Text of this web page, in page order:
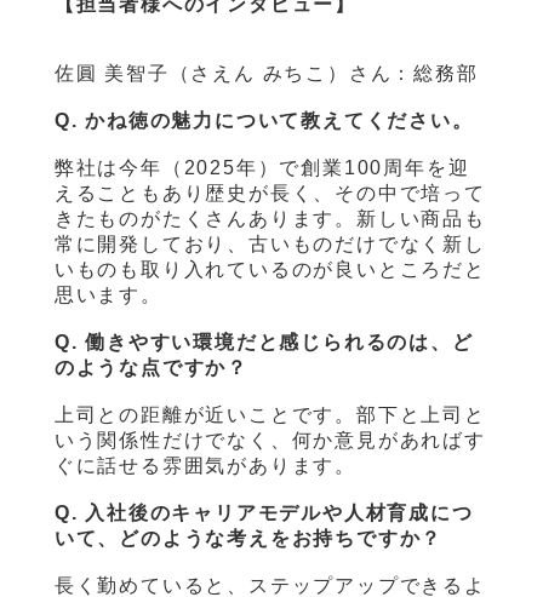
【担当者様へのインタビュー】
佐圓 美智子（さえん みちこ）さん：総務部
Q. かね徳の魅力について教えてください。
弊社は今年（2025年）で創業100周年を迎
えることもあり歴史が長く、その中で培って
きたものがたくさんあります。新しい商品も
常に開発しており、古いものだけでなく新し
いものも取り入れているのが良いところだと
思います。
Q. 働きやすい環境だと感じられるのは、ど
のような点ですか？
上司との距離が近いことです。部下と上司と
いう関係性だけでなく、何か意見があればす
ぐに話せる雰囲気があります。
Q. 入社後のキャリアモデルや人材育成につ
いて、どのような考えをお持ちですか？
長く勤めていると、ステップアップできるよ